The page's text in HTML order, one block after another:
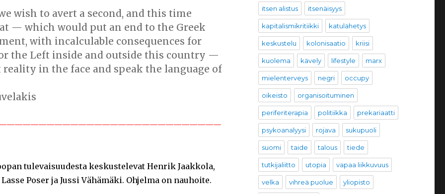
wish to avert a second, and this time
— which would put an end to the Greek
with incalculable consequences for
the Left inside and outside this country —
in the face and speak the language of
tulevaisuudesta keskustelevat Henrik Jaakkola,
Poser ja Jussi Vähämäki. Ohjelma on nauhoite.
itsen alistus itsenäisyys
kapitalismikritiikki katulähetys
keskustelu kolonisaatio kriisi
kuolema kävely lifestyle marx
mielenterveys negri occupy
oikeisto organisoituminen
periferiterapia politiikka prekariaatti
psykoanalyysi rojava sukupuoli
suomi taide talous tiede
tutkijaliitto utopia vapaa liikkuvuus
velka vihreä puolue yliopisto